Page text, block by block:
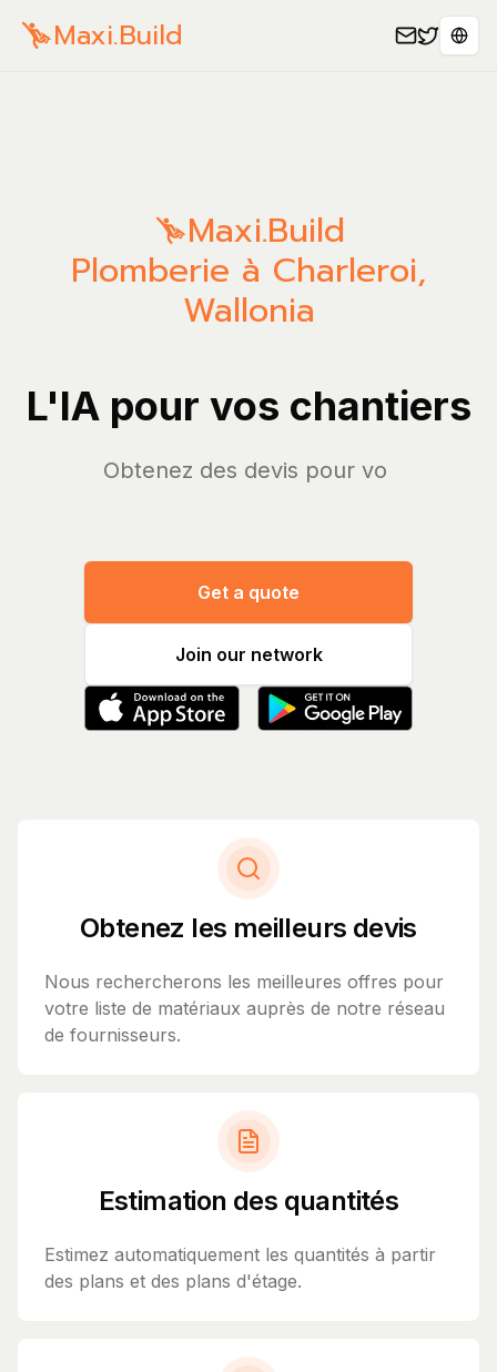
Maxi.Build
Maxi.Build
Plomberie à Charleroi,
Wallonia
L'IA pour vos chantiers
Obtenez des
Get a quote
Join our network
Obtenez les meilleurs devis
Nous rechercherons les meilleures offres pour
votre liste de matériaux auprès de notre réseau
de fournisseurs.
Estimation des quantités
Estimez automatiquement les quantités à partir
des plans et des plans d'étage.